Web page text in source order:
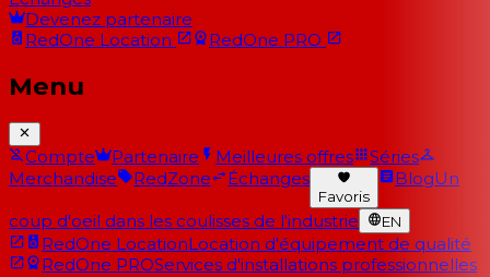
Devenez partenaire
RedOne Location RedOne PRO
Menu
Compte Partenaire Meilleures offres
Séries
Merchandise
RedZone Échanges
Favoris
BlogUn
coup d'oeil dans les coulisses de l'industrie EN
RedOne LocationLocation d'équipement de qualité
RedOne PROServices d'installations professionnelles